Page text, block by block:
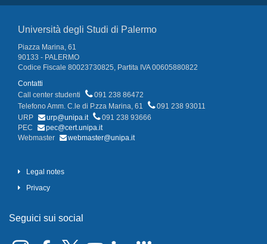
Università degli Studi di Palermo
Piazza Marina, 61
90133 - PALERMO
Codice Fiscale 80023730825, Partita IVA 00605880822
Contatti
Call center studenti
091 238 86472
Telefono Amm. C.le di P.zza Marina, 61
091 238 93011
URP
urp@unipa.it
091 238 93666
PEC
pec@cert.unipa.it
Webmaster
webmaster@unipa.it
Legal notes
Privacy
Seguici sui social